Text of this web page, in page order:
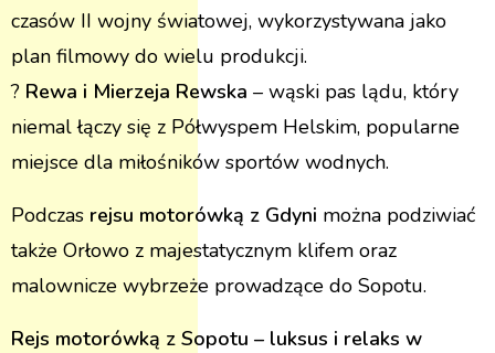
czasów II wojny światowej, wykorzystywana jako
plan filmowy do wielu produkcji​.
? Rewa i Mierzeja Rewska – wąski pas lądu, który
niemal łączy się z Półwyspem Helskim, popularne
miejsce dla miłośników sportów wodnych​.
Podczas rejsu motorówką z Gdyni można podziwiać
także Orłowo z majestatycznym klifem oraz
malownicze wybrzeże prowadzące do Sopotu.
Rejs motorówką z Sopotu – luksus i relaks w